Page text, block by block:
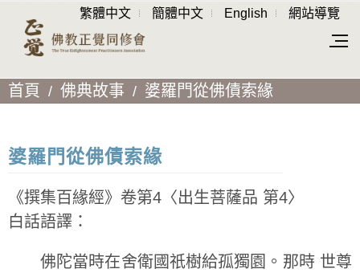
繁體中文 簡體中文 English 網站導覽
首頁 佛典故事 婆羅門從佛債索緣
婆羅門從佛債索緣
《撰集百緣經》卷第4〈出生菩薩品 第4〉
白話語譯：
佛陀當時在舍衛國祇樹給孤獨園。那時 世尊